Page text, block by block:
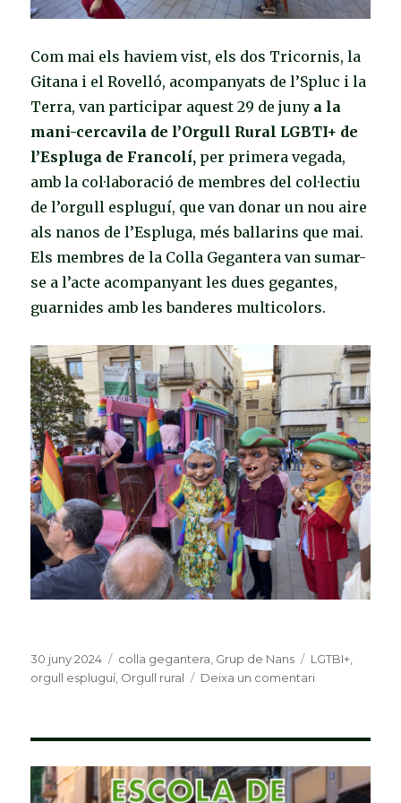
Com mai els haviem vist, els dos Tricornis, la
Gitana i el Rovelló, acompanyats de l’Spluc i la
Terra, van participar aquest 29 de juny a la
mani-cercavila de l’Orgull Rural LGBTI+ de
l’Espluga de Francolí, per primera vegada,
amb la col·laboració de membres del col·lectiu
de l’orgull espluguí, que van donar un nou aire
als nanos de l’Espluga, més ballarins que mai.
Els membres de la Colla Gegantera van sumar-
se a l’acte acompanyant les dues gegantes,
guarnides amb les banderes multicolors.
Publicat
el
30 juny 2024 Categories
colla gegantera Grup de Nans Etiquetes
LGTBI+
orgull espluguí, Orgull rural Deixa un comentari
la
Terra